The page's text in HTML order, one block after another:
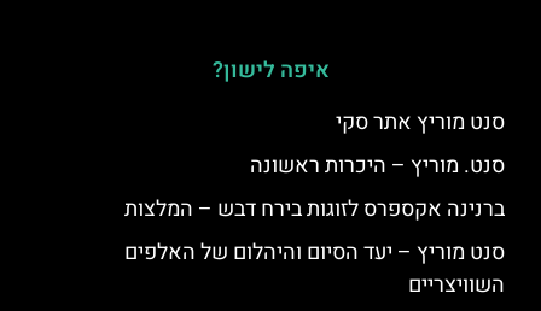
איפה לישון?
סנט מוריץ אתר סקי
סנט. מוריץ – היכרות ראשונה
ברנינה אקספרס לזוגות בירח דבש – המלצות
סנט מוריץ – יעד הסיום והיהלום של האלפים
השוויצריים